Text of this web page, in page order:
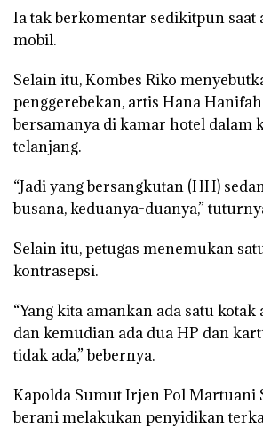
Ia tak berkomentar sedikitpun saat
mobil.
Selain itu, Kombes Riko
penggerebekan, artis Hana
bersamanya di kamar hotel dalam
telanjang.
“Jadi yang bersangkutan (HH)
busana, keduanya-duanya,”
Selain itu, petugas menemukan
kontrasepsi.
“Yang kita amankan ada satu
dan kemudian ada dua HP dan
tidak ada,” bebernya.
Kapolda Sumut Irjen Pol Martuani
berani melakukan penyidikan